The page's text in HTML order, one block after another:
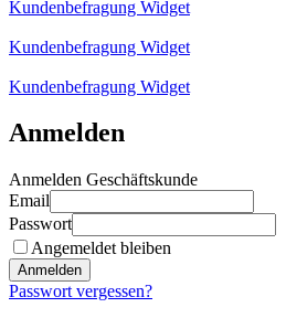
Kundenbefragung Widget
Kundenbefragung Widget
Kundenbefragung Widget
Anmelden
Anmelden Geschäftskunde
Email
Passwort
Angemeldet bleiben
Anmelden
Passwort vergessen?